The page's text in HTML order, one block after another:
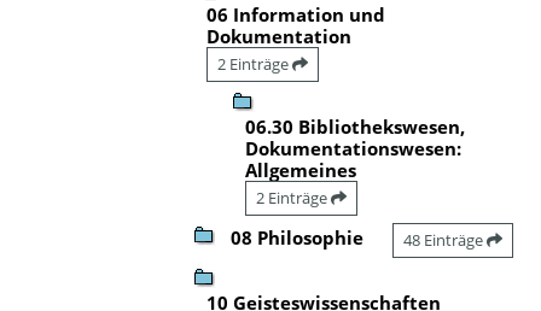
06 Information und
Dokumentation
2 Einträge
06.30 Bibliothekswesen,
Dokumentationswesen:
Allgemeines
2 Einträge
08 Philosophie 48 Einträge
10 Geisteswissenschaften